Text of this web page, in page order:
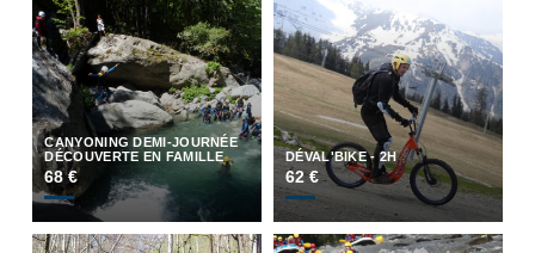
CANYONING DEMI-JOURNÉE
DÉCOUVERTE EN FAMILLE
68 €
DÉVAL'BIKE - 2H
62 €